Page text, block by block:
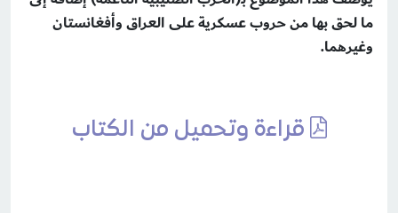
ما لحق بها من حروب عسكرية على العراق وأفغانستان
وغيرهما.
قراءة وتحميل من الكتاب